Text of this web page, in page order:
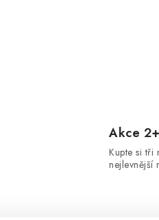
Akce
Kupte si tři
nejlevnější